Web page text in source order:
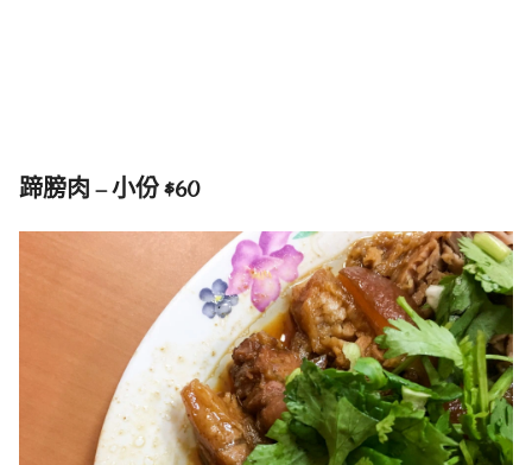
蹄膀肉 – 小份 $60